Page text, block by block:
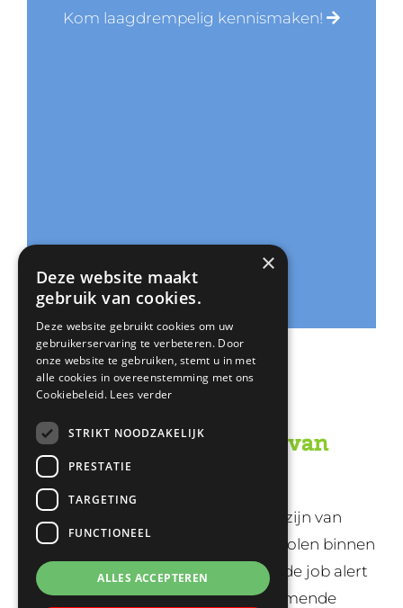
Kom laagdrempelig kennismaken!
Blijf op de hoogte van
Wil je als eerste op de hoogte zijn van
vacatures op De Ark en andere scholen binnen
Trinamiek? Meld je dan aan voor de job alert
en ontvang vacatures, aankomende
×
Deze website maakt
gebruik van cookies.
Deze website gebruikt cookies om uw
gebruikerservaring te verbeteren. Door
onze website te gebruiken, stemt u in met
alle cookies in overeenstemming met ons
Cookiebeleid. Lees verder
STRIKT NOODZAKELIJK
PRESTATIE
TARGETING
FUNCTIONEEL
ALLES ACCEPTEREN